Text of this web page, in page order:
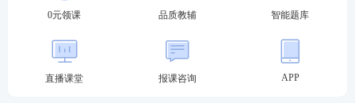
0元领课 品质教辅 智能题库
直播课堂 报课咨询 APP